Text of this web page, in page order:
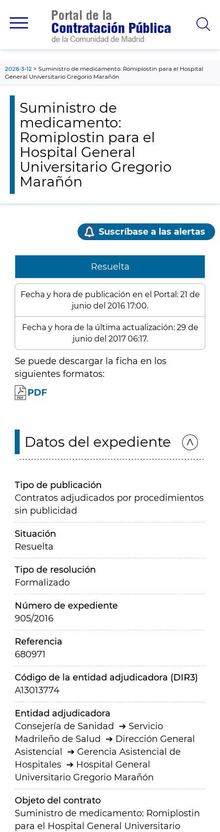
principal
2026-3-12
Suministro de medicamento: Romiplostin para el Hospital
General Universitario Gregorio Marañón
Suministro de
medicamento:
Romiplostin para el
Hospital General
Universitario Gregorio
Marañón
Suscríbase a las alertas
Resuelta
Fecha y hora de publicación en el Portal: 21 de
junio del 2016 17:00.
Fecha y hora de la última actualización: 29 de
junio del 2017 06:17.
Se puede descargar la ficha en los
siguientes formatos:
PDF
Datos del expediente
Tipo de publicación
Contratos adjudicados por procedimientos
sin publicidad
Situación
Resuelta
Tipo de resolución
Formalizado
Número de expediente
905/2016
Referencia
680971
Código de la entidad adjudicadora (DIR3)
A13013774
Entidad adjudicadora
Consejería de Sanidad
Servicio
Madrileño de Salud
Dirección General
Asistencial
Gerencia Asistencial de
Hospitales
Hospital General
Universitario Gregorio Marañón
Objeto del contrato
Suministro de medicamento: Romiplostin
para el Hospital General Universitario